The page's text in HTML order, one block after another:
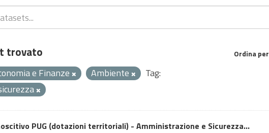
Ordina per
trovato
e Finanze Ambiente
Tag:
PUG (dotazioni territoriali) - Amministrazione e Sicurezza...